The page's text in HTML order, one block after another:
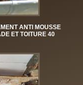
ANTI MOUSSE
ET TOITURE 40